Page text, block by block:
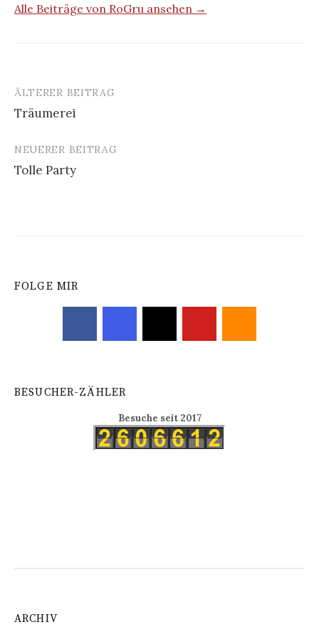
Alle Beiträge von RoGru ansehen →
Beitrags-
Navigation
ÄLTERER BEITRAG
Träumerei
NEUERER BEITRAG
Tolle Party
FOLGE MIR
BESUCHER-ZÄHLER
Besuche seit 2017
ARCHIV